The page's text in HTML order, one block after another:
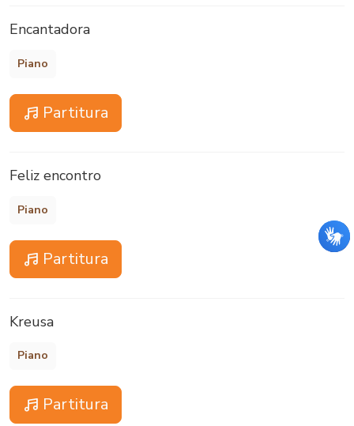
Encantadora
Piano
Partitura
Feliz encontro
Piano
Partitura
Kreusa
Piano
Partitura